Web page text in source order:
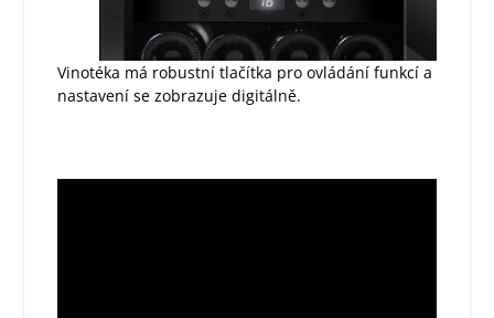
Vinotéka má robustní tlačítka pro ovládání funkcí a
nastavení se zobrazuje digitálně.